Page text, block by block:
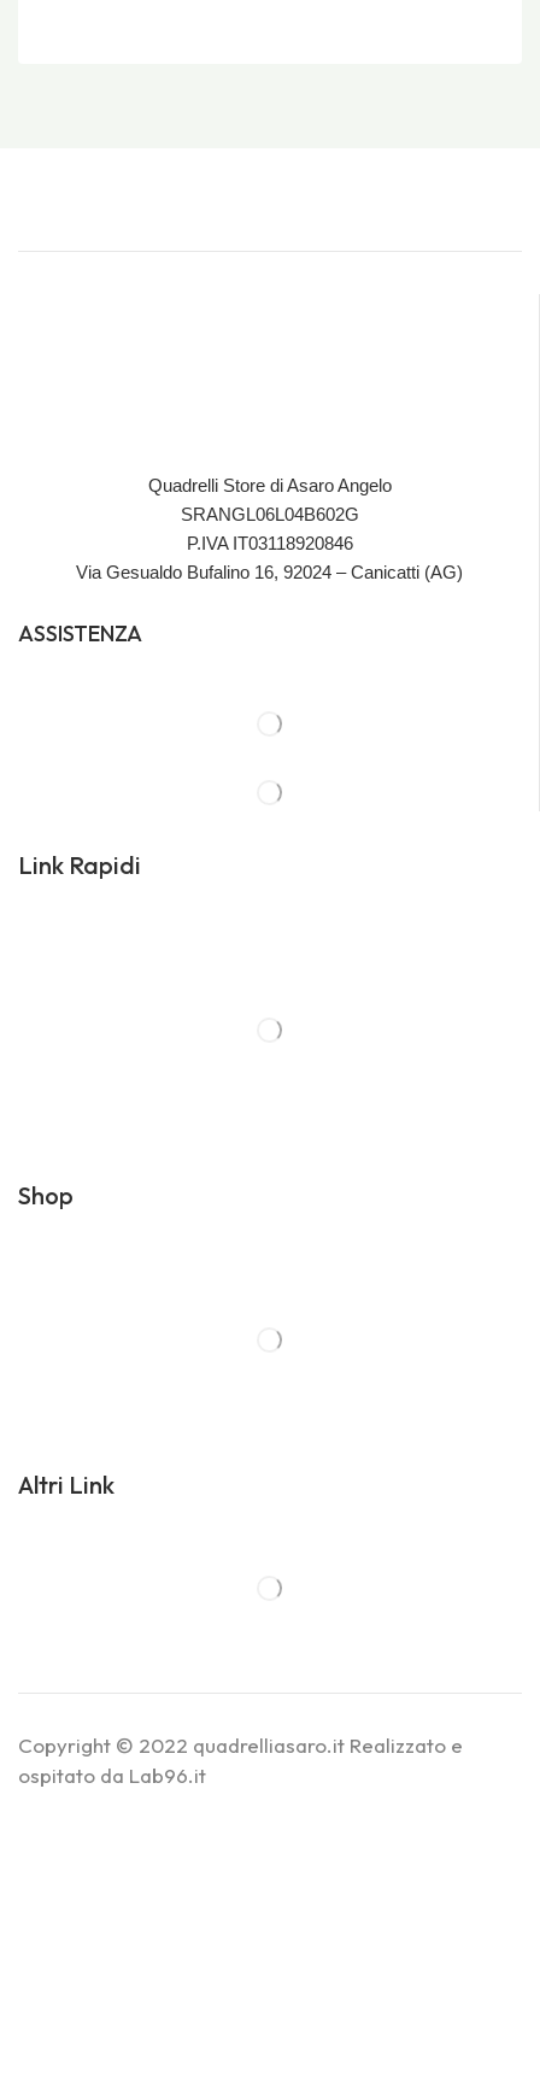
Quadrelli Store di Asaro Angelo
SRANGL06L04B602G
P.IVA IT03118920846
Via Gesualdo Bufalino 16, 92024 – Canicatti (AG)
ASSISTENZA
Link Rapidi
Shop
Altri Link
Copyright © 2022 quadrelliasaro.it Realizzato e
ospitato da Lab96.it